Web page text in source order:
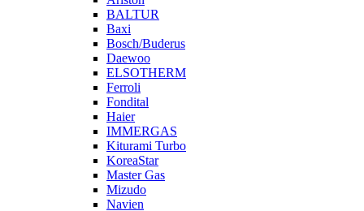
BALTUR
Baxi
Bosch/Buderus
Daewoo
ELSOTHERM
Ferroli
Fondital
Haier
IMMERGAS
Kiturami Turbo
KoreaStar
Master Gas
Mizudo
Navien